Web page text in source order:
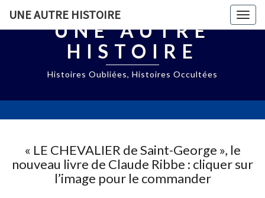
UNE AUTRE HISTOIRE
UNE AUTRE
HISTOIRE
Histoires Oubliées, Histoires Occultées
« LE CHEVALIER de Saint-George », le
nouveau livre de Claude Ribbe : cliquer sur
l’image pour le commander